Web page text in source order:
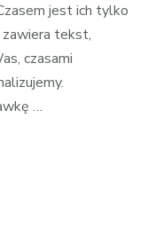
jest ich tylko
zawiera tekst,
czasami
…